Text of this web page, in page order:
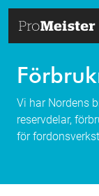
Vi har Nordens
reservdelar,
för